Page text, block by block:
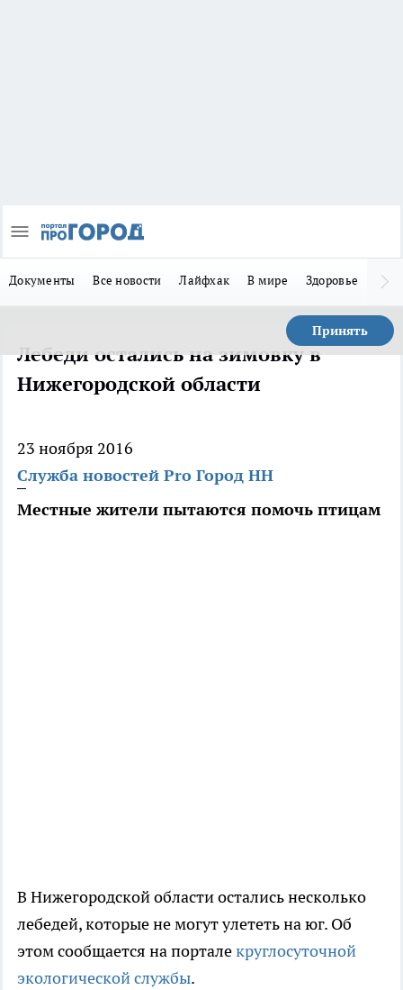
Документы Все новости Лайфхак В мире Здоровье
Принять
Лебеди остались на зимовку в
Нижегородской области
23 ноября 2016
Служба новостей Pro Город НН
Местные жители пытаются помочь птицам
В Нижегородской области остались несколько
лебедей, которые не могут улететь на юг. Об
этом сообщается на порталекруглосуточной
экологической службы.